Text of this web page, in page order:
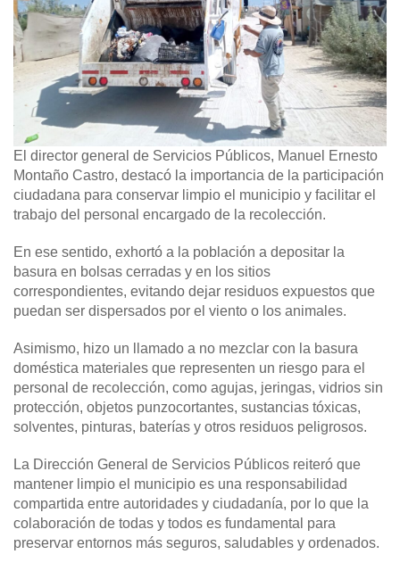
El director general de Servicios Públicos, Manuel Ernesto
Montaño Castro, destacó la importancia de la participación
ciudadana para conservar limpio el municipio y facilitar el
trabajo del personal encargado de la recolección.
En ese sentido, exhortó a la población a depositar la
basura en bolsas cerradas y en los sitios
correspondientes, evitando dejar residuos expuestos que
puedan ser dispersados por el viento o los animales.
Asimismo, hizo un llamado a no mezclar con la basura
doméstica materiales que representen un riesgo para el
personal de recolección, como agujas, jeringas, vidrios sin
protección, objetos punzocortantes, sustancias tóxicas,
solventes, pinturas, baterías y otros residuos peligrosos.
La Dirección General de Servicios Públicos reiteró que
mantener limpio el municipio es una responsabilidad
compartida entre autoridades y ciudadanía, por lo que la
colaboración de todas y todos es fundamental para
preservar entornos más seguros, saludables y ordenados.